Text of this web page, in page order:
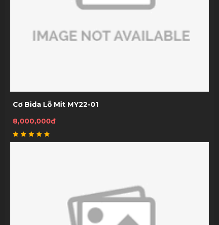
Cơ Bida Lỗ Mit MY22-01
8,000,000đ